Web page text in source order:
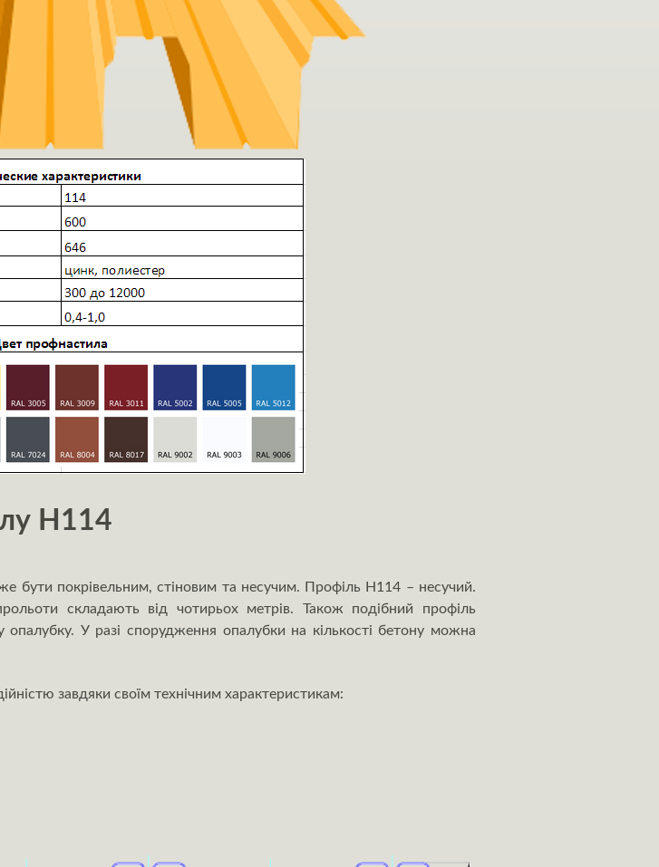
Н114
бути покрівельним, стіновим та несучим. Профіль Н114 – несучий.
складають від чотирьох метрів. Також подібний профіль
опалубку. У разі спорудження опалубки на кількості бетону можна
завдяки своїм технічним характеристикам: